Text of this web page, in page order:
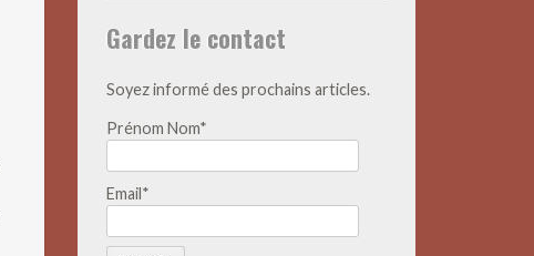
Gardez le contact
Soyez informé des prochains articles.
Prénom Nom*
Email*